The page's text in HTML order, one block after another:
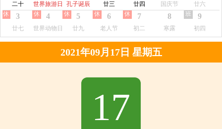
二十 世界旅游日 孔子诞辰 廿三 廿四 国庆节 廿六
3
廿七
休 4
世界动物日
休 5
廿九
休 6
老人节
休 7
初二
休 8
寒露
9
初四
班
2021年09月17日 星期五
17